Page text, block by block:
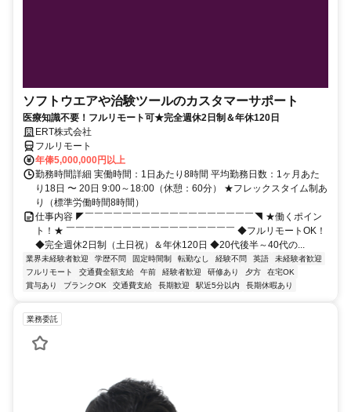
ソフトウエアや治験ツールのカスタマーサポート
医療知識不要！フルリモート可★完全週休2日制＆年休120日
ERT株式会社
フルリモート
年俸5,000,000円以上
勤務時間詳細 実働時間：1日あたり8時間 平均勤務日数：1ヶ月あた
り18日 〜 20日 9:00～18:00（休憩：60分） ★フレックスタイム制あ
り（標準労働時間8時間）
仕事内容 ◤￣￣￣￣￣￣￣￣￣￣￣￣￣￣￣￣￣￣◥ ★働くポイン
ト！★ ￣￣￣￣￣￣￣￣￣￣￣￣￣￣￣￣￣￣ ◆フルリモートOK！
◆完全週休2日制（土日祝）＆年休120日 ◆20代後半～40代の...
業界未経験者歓迎 学歴不問 固定時間制 転勤なし 経験不問 英語
未経験者歓迎
フルリモート
交通費全額支給 午前 経験者歓迎 研修あり 夕方
在宅OK
賞与あり
ブランクOK 交通費支給 長期歓迎 駅近5分以内 長期休暇あり
業務委託